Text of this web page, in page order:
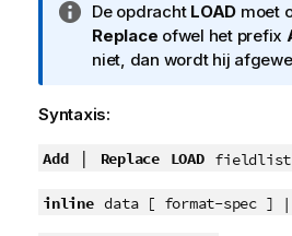
I
n
f
r
i
De opdracht LOAD moet
Replace ofwel het prefix
niet, dan wordt hij
Syntaxis:
Add| Replace LOAD fieldlist
inline data [ format-spec ] |